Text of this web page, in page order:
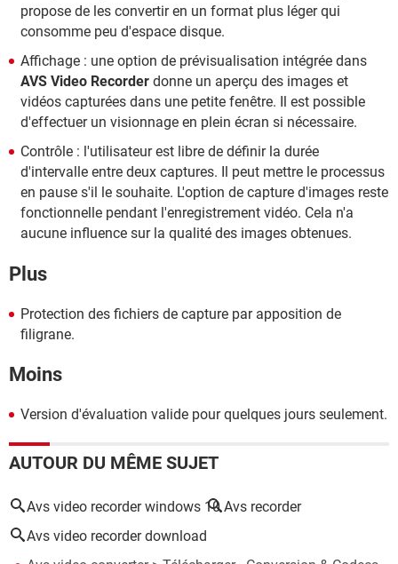
propose de les convertir en un format plus léger qui
consomme peu d'espace disque.
Affichage : une option de prévisualisation intégrée dans
AVS Video Recorder donne un aperçu des images et
vidéos capturées dans une petite fenêtre. Il est possible
d'effectuer un visionnage en plein écran si nécessaire.
Contrôle : l'utilisateur est libre de définir la durée
d'intervalle entre deux captures. Il peut mettre le processus
en pause s'il le souhaite. L'option de capture d'images reste
fonctionnelle pendant l'enregistrement vidéo. Cela n'a
aucune influence sur la qualité des images obtenues.
Plus
Protection des fichiers de capture par apposition de
filigrane.
Moins
Version d'évaluation valide pour quelques jours seulement.
AUTOUR DU MÊME SUJET
Avs video recorder windows 10 Avs recorder
Avs video recorder download